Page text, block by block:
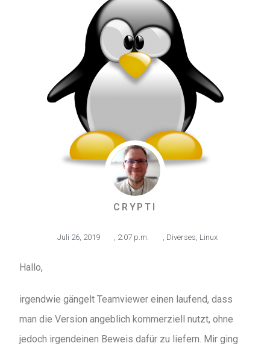
CRYPTI
Juli 26, 2019 2:07 p.m. Diverses Linux
Hallo,
irgendwie gängelt Teamviewer einen laufend, dass
man die Version angeblich kommerziell nutzt, ohne
jedoch irgendeinen Beweis dafür zu liefern. Mir ging